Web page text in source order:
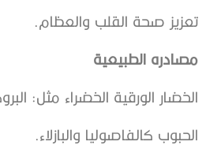
تعزيز صحة القلب والعظام.
مصادره الطبيعية
الخضار الورقية الخضراء مثل:
الحبوب كالفاصوليا والبازلاء.